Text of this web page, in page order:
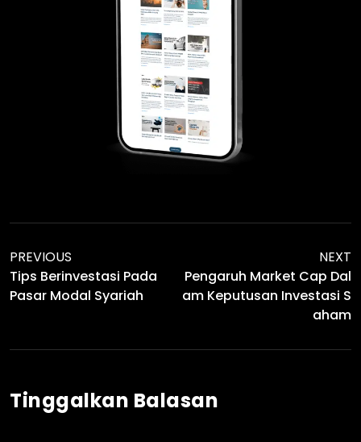
PREVIOUS
Tips Berinvestasi Pada
Pasar Modal Syariah
NEXT
Pengaruh Market Cap Dal
Am Keputusan Investasi S
Aham
Tinggalkan Balasan